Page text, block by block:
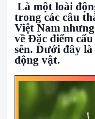
Là một loài
trong các câu
Việt Nam
về Đặc điểm
sên. Dưới đây
động vật.